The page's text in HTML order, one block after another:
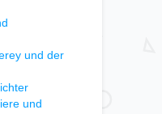
und der
und